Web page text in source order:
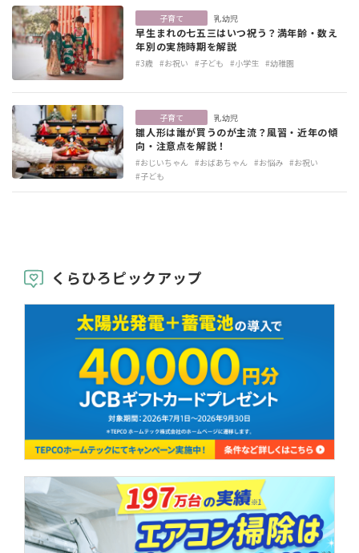
子育て 乳幼児
早生まれの七五三はいつ祝う？満年齢・数え
年別の実施時期を解説
#3歳 #お祝い #子ども #小学生 #幼稚園
子育て 乳幼児
雛人形は誰が買うのが主流？風習・近年の傾
向・注意点を解説！
#おじいちゃん #おばあちゃん #お悩み #お祝い
#子ども
くらひろピックアップ